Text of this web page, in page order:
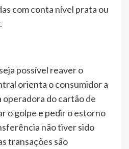
com conta nível prata ou
possível reaver o
orienta o consumidor a
operadora do cartão de
o golpe e pedir o estorno
não tiver sido
transações são